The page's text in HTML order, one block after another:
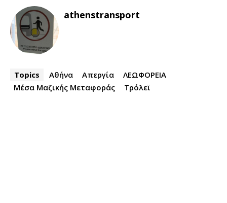
athenstransport
Topics Αθήνα Απεργία
ΛΕΩΦΟΡΕΙΑ
Μέσα Μαζικής Μεταφοράς
Τρόλεϊ